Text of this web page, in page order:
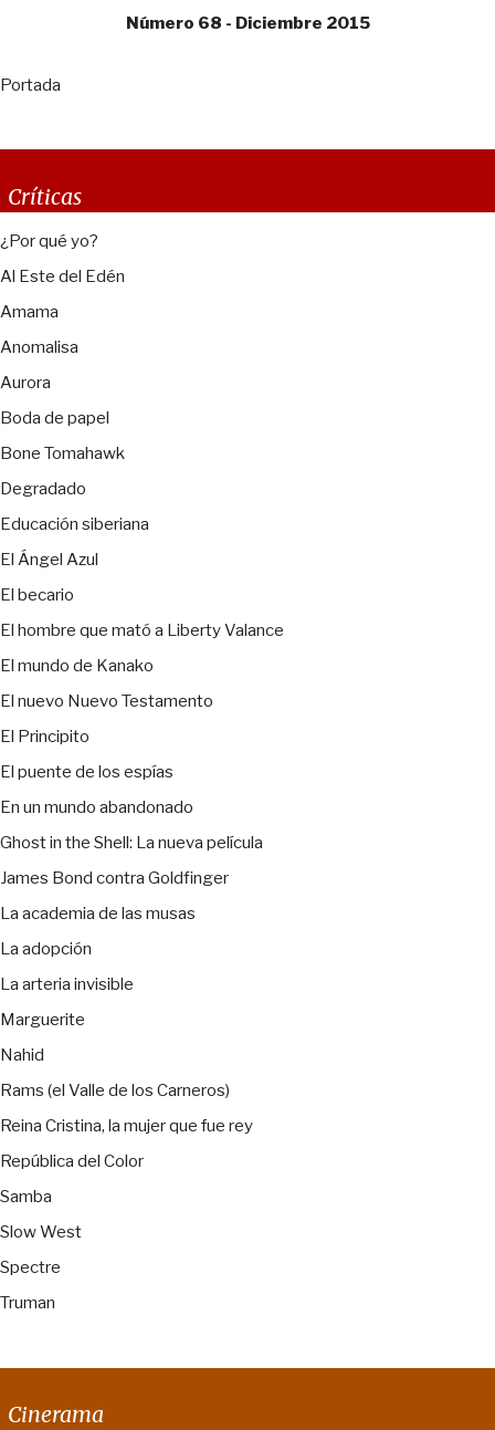
Número 68 - Diciembre 2015
Portada
Críticas
¿Por qué yo?
Al Este del Edén
Amama
Anomalisa
Aurora
Boda de papel
Bone Tomahawk
Degradado
Educación siberiana
El Ángel Azul
El becario
El hombre que mató a Liberty Valance
El mundo de Kanako
El nuevo Nuevo Testamento
El Principito
El puente de los espías
En un mundo abandonado
Ghost in the Shell: La nueva película
James Bond contra Goldfinger
La academia de las musas
La adopción
La arteria invisible
Marguerite
Nahid
Rams (el Valle de los Carneros)
Reina Cristina, la mujer que fue rey
República del Color
Samba
Slow West
Spectre
Truman
Cinerama